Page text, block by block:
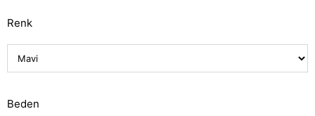
Renk
Beden